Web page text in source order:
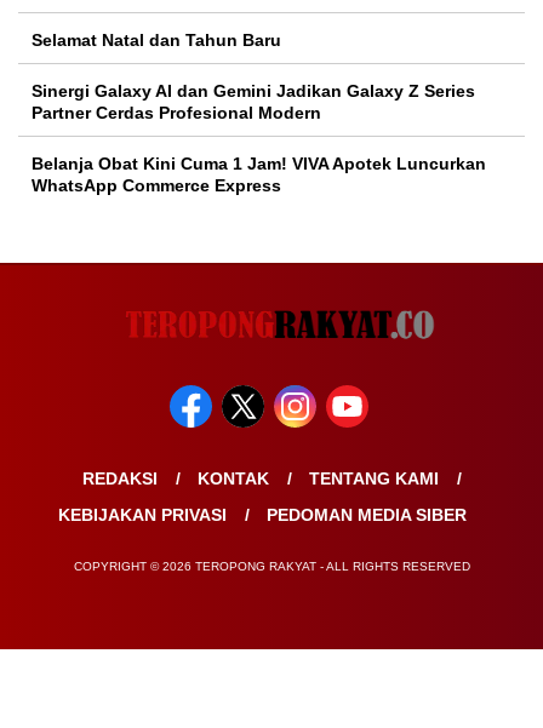
Selamat Natal dan Tahun Baru
Sinergi Galaxy AI dan Gemini Jadikan Galaxy Z Series
Partner Cerdas Profesional Modern
Belanja Obat Kini Cuma 1 Jam! VIVA Apotek Luncurkan
WhatsApp Commerce Express
REDAKSI KONTAK
TENTANG KAMI
KEBIJAKAN PRIVASI
PEDOMAN MEDIA SIBER
COPYRIGHT © 2026 TEROPONG RAKYAT - ALL RIGHTS RESERVED